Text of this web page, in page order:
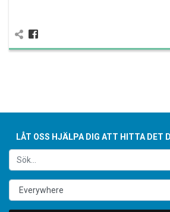
LÅT OSS HJÄLPA DIG ATT HITTA DET